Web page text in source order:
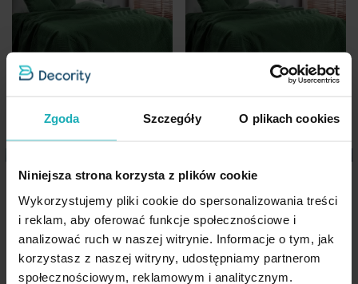
Zgoda Szczegóły O plikach cookies
Niniejsza strona korzysta z plików cookie
Wykorzystujemy pliki cookie do spersonalizowania treści
i reklam, aby oferować funkcje społecznościowe i
analizować ruch w naszej witrynie. Informacje o tym, jak
korzystasz z naszej witryny, udostępniamy partnerom
społecznościowym, reklamowym i analitycznym.
Waga netto
Pobierz instrukcję użytkowania i bezpieczeństwa produktu
Dane techniczne:
szerokość: 50 cm
gramatura: 260 g/m
Dopuszcza się użycie nadchlorku etylenu oraz
Narzuta welwetowa
ciemnozielony 170x210 cm
pikowana w jodełkę metodą
hot press SOFIA EUROFIRANY
PREMIUM
Narzuta welwetowa
ciemnozielony 200x220 cm
pikowana w jodełkę metodą
hot press SOFIA EUROFIRANY
PREMIUM